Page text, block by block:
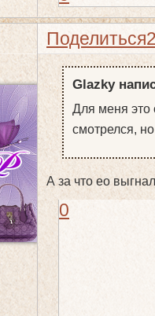
Поделиться
Glazky
Для меня это
смотрелся,
А за что ео
0